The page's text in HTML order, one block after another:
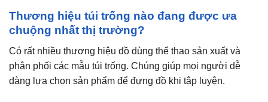
Thương hiệu túi trống nào đang được ưa
chuộng nhất thị trường?
Có rất nhiều thương hiệu đồ dùng thể thao sản xuất và
phân phối các mẫu túi trống. Chúng giúp mọi người dễ
dàng lựa chọn sản phẩm để đựng đồ khi tập luyện.